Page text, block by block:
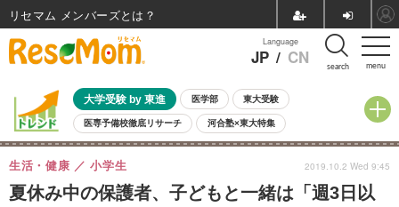
menu
Language
JP / CN search
大学受験 by 東進 医学部 東大受験
医専予備校徹底リサーチ 河合塾×東大特集
親子で考える大学選び 高校受験 中学受験 小学校受験
共通テスト 夏休み
8月開催イベント・WS 全国公立高校 過去問 人気記事
夏休み中の保護者、子どもと一緒は「週3日以
生活・健康 小学生 2019.10.2 Wed 9:45
リセマム メンバーズ